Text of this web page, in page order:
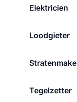
Elektricien
Loodgieter
Tegelzetter